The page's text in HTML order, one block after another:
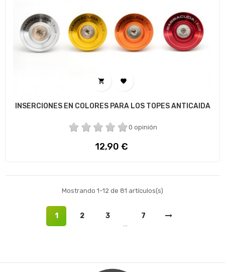
 
INSERCIONES EN COLORES PARA LOS TOPES ANTICAIDA
0 opinión
Precio
12,90 €
Mostrando 1-12 de 81 artículos(s)
1 2 3
…
7